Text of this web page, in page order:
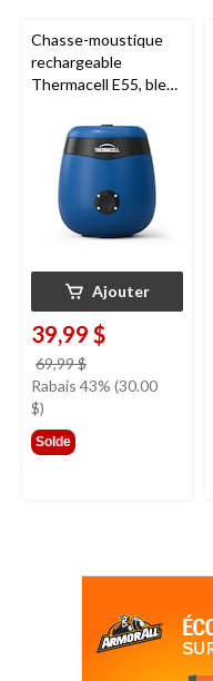
Chasse-moustique
rechargeable
Thermacell E55, bleu
Ajouter
39,99 $
69,99 $
était
Rabais 43% (30.00
$)
Solde